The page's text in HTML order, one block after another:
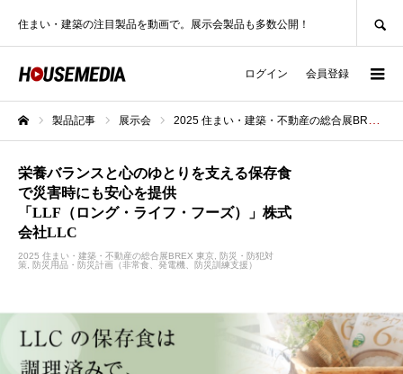
住まい・建築の注目製品を動画で。展示会製品も多数公開！
ログイン 会員登録
製品記事 展示会 2025 住まい・建築・不動産の総合展BREX 東京
栄養バランスと心のゆとりを支える保存食
で災害時にも安心を提供
「LLF（ロング・ライフ・フーズ）」株式
会社LLC
2025 住まい・建築・不動産の総合展BREX 東京
防災・防犯対
策
防災用品・防災計画（非常食、発電機、防災訓練支援）